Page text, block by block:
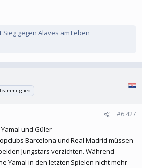
Sieg gegen Alaves am Leben
Teammitglied
#6.427
und Güler
Barcelona und Real Madrid müssen
Jungstars verzichten. Während
Yamal in den letzten Spielen nicht mehr